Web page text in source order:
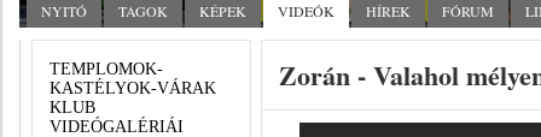
NYITÓ TAGOK KÉPEK VIDEÓK HÍREK FÓRUM
TEMPLOMOK-
KASTÉLYOK-VÁRAK
KLUB
VIDEÓGALÉRIÁI
Zorán - Valahol